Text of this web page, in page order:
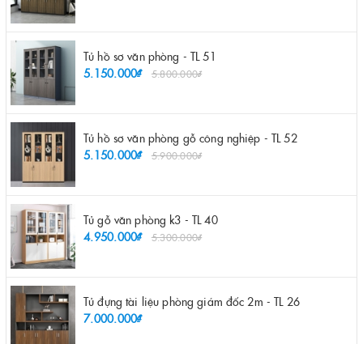
Tủ hồ sơ văn phòng - TL 51
5.150.000₫
5.800.000₫
Tủ hồ sơ văn phòng gỗ công nghiệp - TL 52
5.150.000₫
5.900.000₫
Tủ gỗ văn phòng k3 - TL 40
4.950.000₫
5.300.000₫
Tủ đựng tài liệu phòng giám đốc 2m - TL 26
7.000.000₫